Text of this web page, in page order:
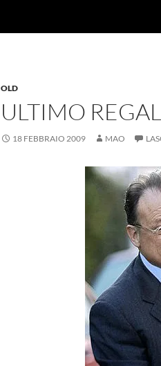
OLD
ULTIMO
18 FEBBRAIO 2009 MAO